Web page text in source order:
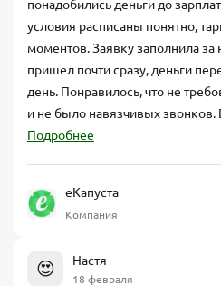
понадобились деньги до
условия расписаны понятно,
моментов. Заявку заполнила за
пришел почти сразу, деньги
день. Понравилось, что не
и не было навязчивых звонков.
Подробнее
еКапуста
Компания
😍 Настя
18 февраля